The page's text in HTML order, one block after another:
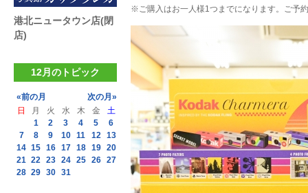
※ご購入はお一人様1つまでになります。ご予
港北ニュータウン店(閉
店)
12月のトピック
«前の月
次の月»
日
月 火 水 木 金
土
1
2 3 4 5
6
7
8 9 10 11 12 13
14 15 16 17 18 19 20
21 22 23 24 25 26 27
28 29 30 31